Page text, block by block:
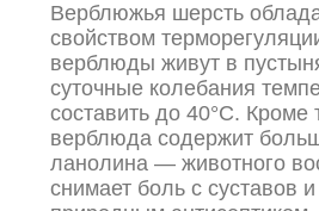
Верблюжья шерсть
свойством
верблюды живут в
суточные колебания
составить до 40°C. Кроме
верблюда содержит
ланолина — животного
снимает боль с суставов